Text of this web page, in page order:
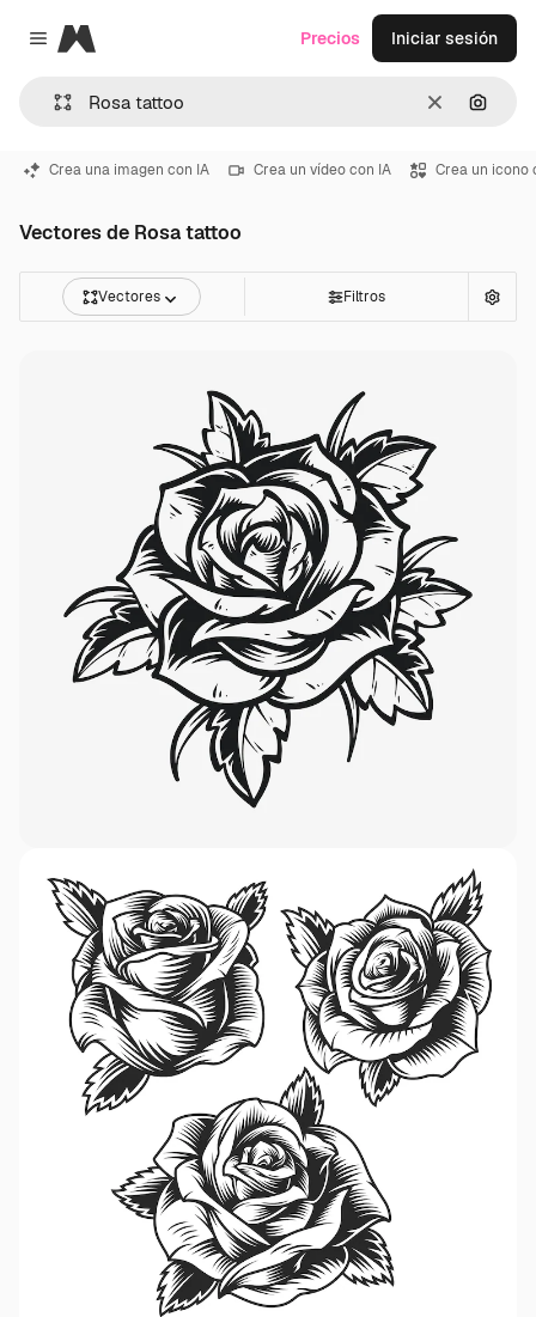
Close menu
Magnific
Borrar
Precios Iniciar sesión
Crea una imagen con IA Crea un vídeo con IA Crea un icono
Vectores de Rosa tattoo
Vectores Filtros